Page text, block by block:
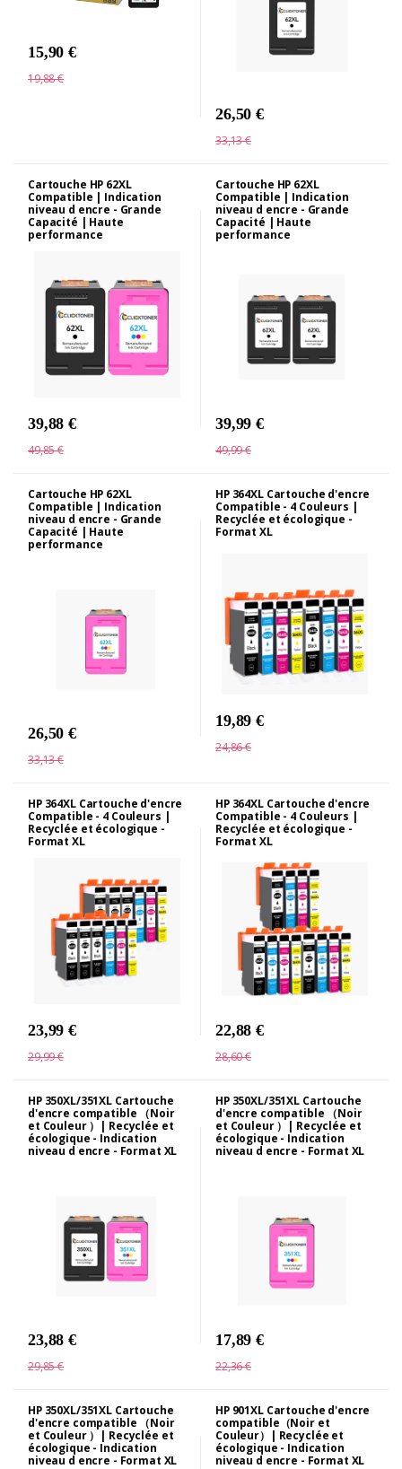
15,90 €
19,88 €
26,50 €
33,13 €
Cartouche HP 62XL
Compatible | Indication
niveau d encre - Grande
Capacité | Haute
performance
39,88 €
49,85 €
Cartouche HP 62XL
Compatible | Indication
niveau d encre - Grande
Capacité | Haute
performance
39,99 €
49,99 €
Cartouche HP 62XL
Compatible | Indication
niveau d encre - Grande
Capacité | Haute
performance
26,50 €
33,13 €
HP 364XL Cartouche d'encre
Compatible - 4 Couleurs |
Recyclée et écologique -
Format XL
19,89 €
24,86 €
HP 364XL Cartouche d'encre
Compatible - 4 Couleurs |
Recyclée et écologique -
Format XL
23,99 €
29,99 €
HP 364XL Cartouche d'encre
Compatible - 4 Couleurs |
Recyclée et écologique -
Format XL
22,88 €
28,60 €
HP 350XL/351XL Cartouche
d'encre compatible （Noir
et Couleur ）| Recyclée et
écologique - Indication
niveau d encre - Format XL
23,88 €
29,85 €
HP 350XL/351XL Cartouche
d'encre compatible （Noir
et Couleur ）| Recyclée et
écologique - Indication
niveau d encre - Format XL
17,89 €
22,36 €
HP 350XL/351XL Cartouche
d'encre compatible （Noir
et Couleur ）| Recyclée et
écologique - Indication
niveau d encre - Format XL
HP 901XL Cartouche d'encre
compatible（Noir et
Couleur）| Recyclée et
écologique - Indication
niveau d encre - Format XL